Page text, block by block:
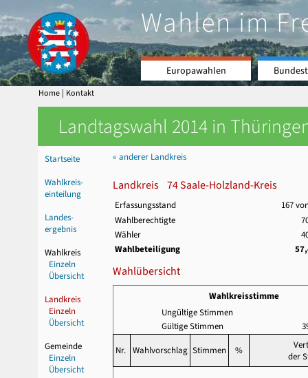
Wahlen im
Europawahlen
Home | Kontakt
Landtagswahl 2014 in
Startseite
Wahlkreis-
einteilung
Landes-
ergebnis
Wahlkreis
Einzeln
Übersicht
Landkreis
Einzeln
Übersicht
Gemeinde
Einzeln
Übersicht
« anderer Landkreis
Landkreis 74 Saale-Holzland-Kreis
Erfassungsstand
167
Wahlberechtigte
Wähler
Wahlbeteiligung
Wahlübersicht
Wahlkreisstimme
Ungültige Stimmen
Gültige Stimmen
Nr. Wahlvorschlag Stimmen %
der